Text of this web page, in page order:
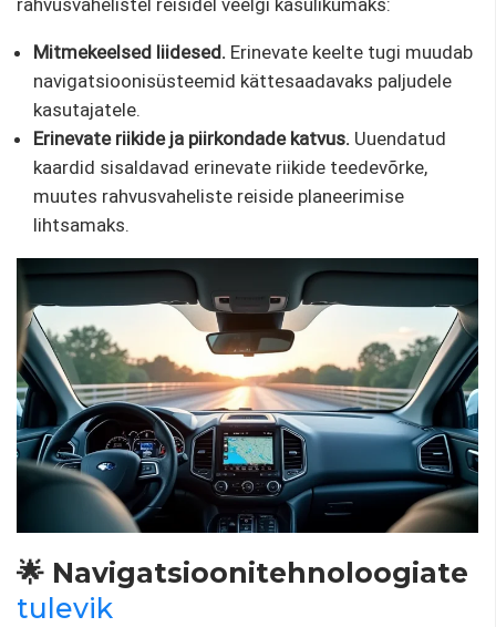
Mitmekeelsed liidesed. Erinevate keelte tugi muudab
navigatsioonisüsteemid kättesaadavaks paljudele
kasutajatele.
Erinevate riikide ja piirkondade katvus. Uuendatud
kaardid sisaldavad erinevate riikide teedevõrke,
muutes rahvusvaheliste reiside planeerimise
lihtsamaks.
🌟 Navigatsioonitehnoloogiate
tulevik